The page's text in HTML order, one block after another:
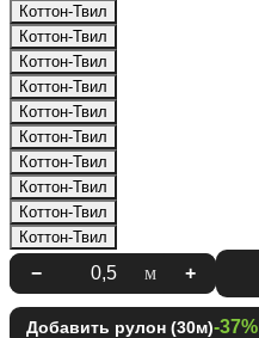
Коттон-Твил
Коттон-Твил
Коттон-Твил
Коттон-Твил
Коттон-Твил
Коттон-Твил
Коттон-Твил
Коттон-Твил
Коттон-Твил
Коттон-Твил
− м +
Добавить рулон (30м)-37%